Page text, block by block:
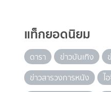
แท็กยอดนิยม
ดารา ข่าวบันเทิง
ข่าวสารวงการหนัง
ไ